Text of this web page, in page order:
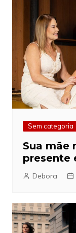
Sem categoria
Sua mãe
presente
Debora